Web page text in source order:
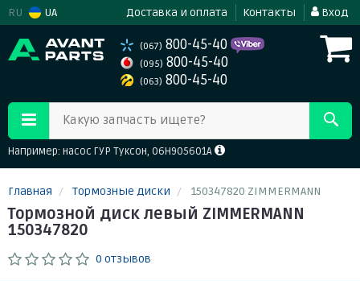
RU UA Доставка и оплата Контакты Вход
(067) 800-45-40
(095) 800-45-40
(063) 800-45-40
Какую запчасть ищете?
Например: насос ГУР Туксон, 06H905601A
Главная Тормозные диски 150347820 ZIMMERMANN
Тормозной диск левый ZIMMERMANN
150347820
0 отзывов